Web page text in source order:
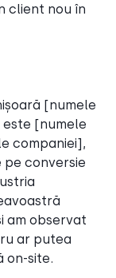
client nou în
[numele
este [numele
companiei],
conversie
am observat
ar putea
on-site.